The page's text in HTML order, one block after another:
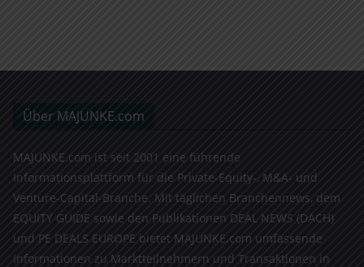
Über MAJUNKE.com
MAJUNKE.com ist seit 2001 eine führende
Informationsplattform für die Private-Equity-, M&A- und
Venture-Capital-Branche. Mit täglichen Branchennews, dem
EQUITY GUIDE sowie den Publikationen DEAL NEWS (DACH)
und PE DEALS EUROPE bietet MAJUNKE.com umfassende
Informationen zu Marktteilnehmern und Transaktionen in